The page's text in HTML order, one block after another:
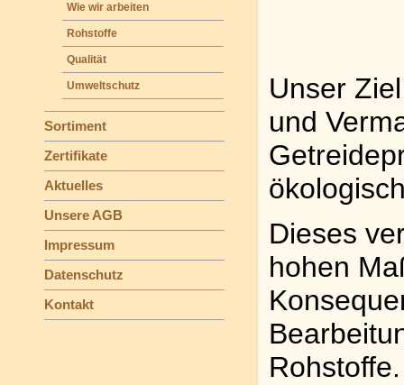
Wie wir arbeiten
Rohstoffe
Qualität
Umweltschutz
Sortiment
Zertifikate
Aktuelles
Unsere AGB
Impressum
Datenschutz
Kontakt
Unser
und
Dieses
hohen
Rohstoffe.